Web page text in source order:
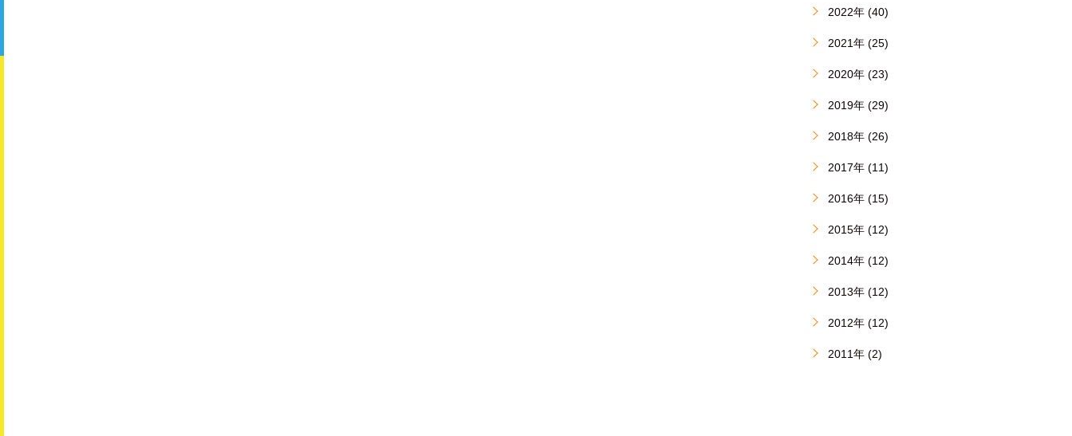
2022年 (40)
2021年 (25)
2020年 (23)
2019年 (29)
2018年 (26)
2017年 (11)
2016年 (15)
2015年 (12)
2014年 (12)
2013年 (12)
2012年 (12)
2011年 (2)